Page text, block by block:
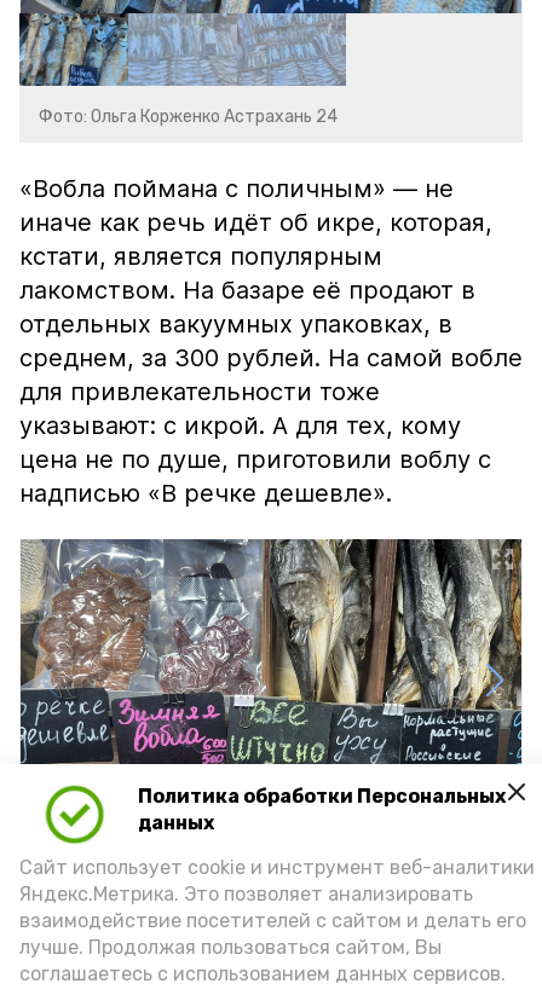
Политика обработки Персональных
данных
Сайт использует cookie и инструмент веб-аналитики
Яндекс.Метрика. Это позволяет анализировать
взаимодействие посетителей с сайтом и делать его
лучше. Продолжая пользоваться сайтом, Вы
соглашаетесь с использованием данных сервисов.
Фото: Ольга Корженко Астрахань 24
«Вобла поймана с поличным» — не
иначе как речь идёт об икре, которая,
кстати, является популярным
лакомством. На базаре её продают в
отдельных вакуумных упаковках, в
среднем, за 300 рублей. На самой вобле
для привлекательности тоже
указывают: с икрой. А для тех, кому
цена не по душе, приготовили воблу с
надписью «В речке дешевле».
Фото: Ольга Корженко Астрахань 24